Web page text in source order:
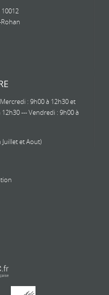
: 9h00 à 12h30 et
--- Vendredi : 9h00 à
et Aout)